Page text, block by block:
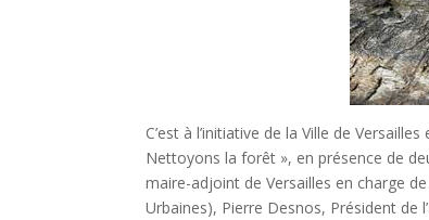
C’est à l’initiative de la Ville de
Nettoyons la forêt », en présence de
maire-adjoint de Versailles en charge
Urbaines), Pierre Desnos, Président de